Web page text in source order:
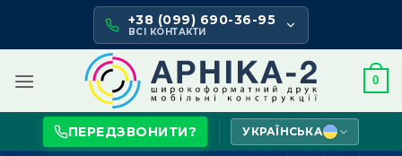
content
+38 (099) 690-36-95
ВСІ КОНТАКТИ
0
ПЕРЕДЗВОНИТИ? УКРАЇНСЬКА